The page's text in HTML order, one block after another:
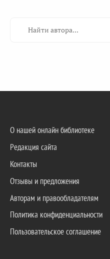
О нашей онлайн библиотеке
Редакция сайта
Контакты
Отзывы и предложения
Авторам и правообладателям
Политика конфиденциальности
Пользовательское соглашение